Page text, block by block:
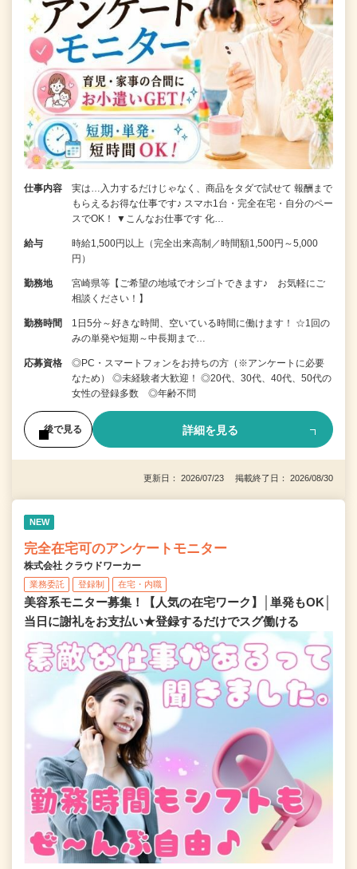
仕事内容
実は…入力するだけじゃなく、商品をタダで試せて 報酬まで
もらえるお得な仕事です♪ スマホ1台・完全在宅・自分のペー
スでOK！ ▼こんなお仕事です 化…
給与
時給1,500円以上（完全出来高制／時間額1,500円～5,000
円）
勤務地
宮崎県等【ご希望の地域でオシゴトできます♪ お気軽にご
相談ください！】
勤務時間
1日5分～好きな時間、空いている時間に働けます！ ☆1回の
みの単発や短期～中長期まで…
応募資格
◎PC・スマートフォンをお持ちの方（※アンケートに必要
なため） ◎未経験者大歓迎！ ◎20代、30代、40代、50代の
女性の登録多数 ◎年齢不問
後で見る 詳細を見る
更新日： 2026/07/23 掲載終了日： 2026/08/30
NEW
完全在宅可のアンケートモニター
株式会社 クラウドワーカー
業務委託 登録制 在宅・内職
美容系モニター募集！【人気の在宅ワーク】│単発もOK│
当日に謝礼をお支払い★登録するだけでスグ働ける